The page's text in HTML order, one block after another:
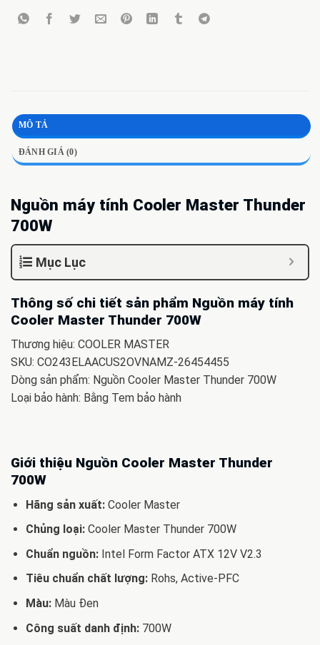
MÔ TẢ
ĐÁNH GIÁ (0)
Nguồn máy tính Cooler Master Thunder
700W
Mục Lục
Thông số chi tiết sản phẩm Nguồn máy tính
Cooler Master Thunder 700W
Thương hiệu: COOLER MASTER
SKU: CO243ELAACUS2OVNAMZ-26454455
Dòng sản phẩm: Nguồn Cooler Master Thunder 700W
Loại bảo hành: Bằng Tem bảo hành
Giới thiệu Nguồn Cooler Master Thunder
700W
Hãng sản xuất:Cooler Master
Chủng loại:Cooler Master Thunder 700W
Chuẩn nguồn:Intel Form Factor ATX 12V V2.3
Tiêu chuẩn chất lượng:Rohs, Active-PFC
Màu:Màu Đen
Công suất danh định:700W